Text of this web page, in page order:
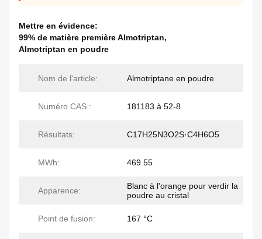
Mettre en évidence:
99% de matière première Almotriptan,
Almotriptan en poudre
Nom de l'article: Almotriptane en poudre
Numéro CAS.: 181183 à 52-8
Résultats: C17H25N3O2S·C4H6O5
MWh: 469.55
Apparence:
Blanc à l'orange pour verdir la
poudre au cristal
Point de fusion: 167 °C